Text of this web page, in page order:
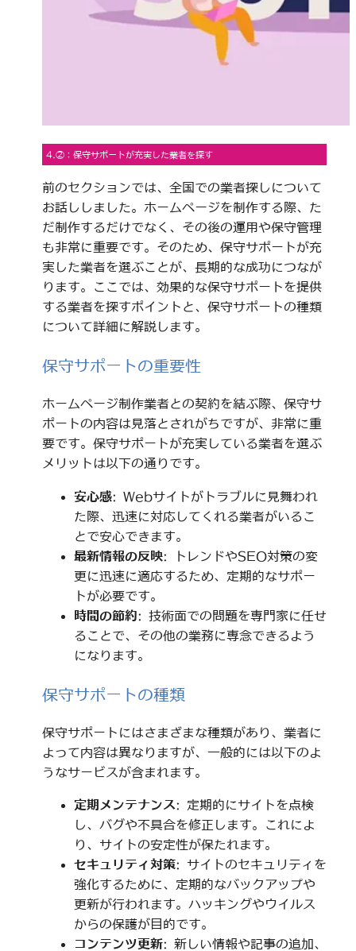
4.②：保守サポートが充実した業者を探す
前のセクションでは、全国での業者探しについて
お話ししました。ホームページを制作する際、た
だ制作するだけでなく、その後の運用や保守管理
も非常に重要です。そのため、保守サポートが充
実した業者を選ぶことが、長期的な成功につなが
ります。ここでは、効果的な保守サポートを提供
する業者を探すポイントと、保守サポートの種類
について詳細に解説します。
保守サポートの重要性
ホームページ制作業者との契約を結ぶ際、保守サ
ポートの内容は見落とされがちですが、非常に重
要です。保守サポートが充実している業者を選ぶ
メリットは以下の通りです。
安心感: Webサイトがトラブルに見舞われ
た際、迅速に対応してくれる業者がいるこ
とで安心できます。
最新情報の反映: トレンドやSEO対策の変
更に迅速に適応するため、定期的なサポー
トが必要です。
時間の節約: 技術面での問題を専門家に任せ
ることで、その他の業務に専念できるよう
になります。
保守サポートの種類
保守サポートにはさまざまな種類があり、業者に
よって内容は異なりますが、一般的には以下のよ
うなサービスが含まれます。
定期メンテナンス: 定期的にサイトを点検
し、バグや不具合を修正します。これによ
り、サイトの安定性が保たれます。
セキュリティ対策: サイトのセキュリティを
強化するために、定期的なバックアップや
更新が行われます。ハッキングやウイルス
からの保護が目的です。
コンテンツ更新: 新しい情報や記事の追加、